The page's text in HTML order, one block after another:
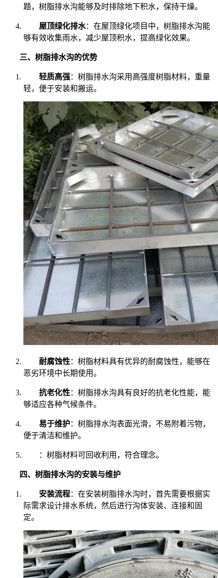
题，树脂排水沟能够及时排除地下积水，保持干燥。
屋顶绿化排水：在屋顶绿化项目中，树脂排水沟能
够有效收集雨水，减少屋顶积水，提高绿化效果。
三、树脂排水沟的优势
轻质高强：树脂排水沟采用高强度树脂材料，重量
轻，便于安装和搬运。
耐腐蚀性：树脂材料具有优异的耐腐蚀性，能够在
恶劣环境中长期使用。
抗老化性：树脂排水沟具有良好的抗老化性能，能
够适应各种气候条件。
易于维护：树脂排水沟表面光滑，不易附着污物，
便于清洁和维护。
：树脂材料可回收利用，符合理念。
四、树脂排水沟的安装与维护
安装流程：在安装树脂排水沟时，首先需要根据实
际需求设计排水系统，然后进行沟体安装、连接和固
定。